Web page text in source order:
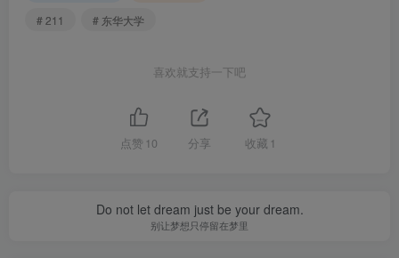
# 211
# 东华大学
喜欢就支持一下吧
点赞 10 分享 收藏 1
Do not let dream just be your dream.
别让梦想只停留在梦里